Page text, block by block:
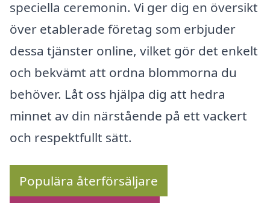
speciella ceremonin. Vi ger dig en översikt
över etablerade företag som erbjuder
dessa tjänster online, vilket gör det enkelt
och bekvämt att ordna blommorna du
behöver. Låt oss hjälpa dig att hedra
minnet av din närstående på ett vackert
och respektfullt sätt.
Populära återförsäljare